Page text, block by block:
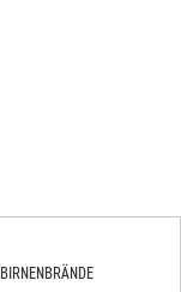
BIRNENBRÄNDE